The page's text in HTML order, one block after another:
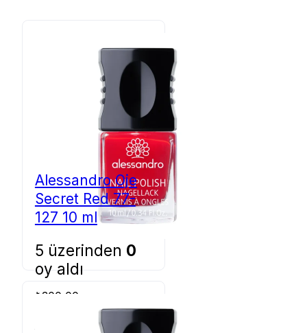
Alessandro Oje
Secret Red 77-
127 10 ml
5 üzerinden 0
oy aldı
₺ 300,00
Sepete Ekle